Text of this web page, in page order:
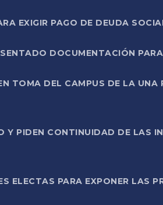
EXIGIR PAGO DE DEUDA
DOCUMENTACIÓN
TOMA DEL CAMPUS DE LA UNA
Y PIDEN CONTINUIDAD DE LAS
ELECTAS PARA EXPONER LAS